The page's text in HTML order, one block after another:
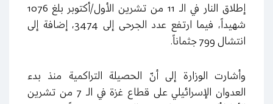
إطلاق النار في الـ 11 من تشرين الأول/أكتوبر بلغ 1076
شهيداً، فيما ارتفع عدد الجرحى إلى 3474، إضافة إلى
انتشال 799 جثماناً.
وأشارت الوزارة إلى أنّ الحصيلة التراكمية منذ بدء
العدوان الإسرائيلي على قطاع غزة في الـ 7 من تشرين